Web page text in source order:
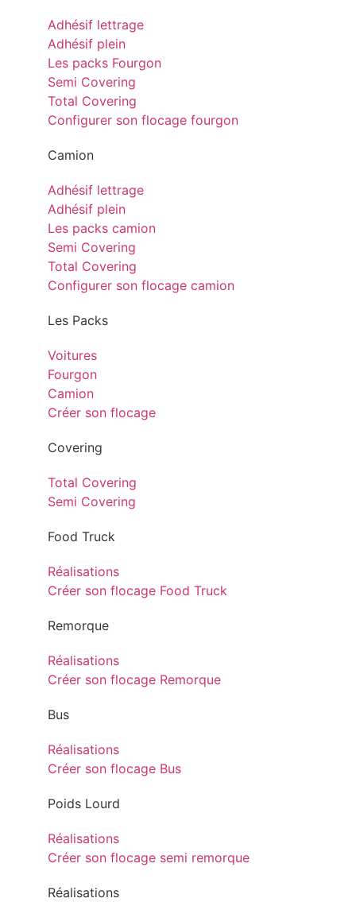
Adhésif lettrage
Adhésif plein
Les packs Fourgon
Semi Covering
Total Covering
Configurer son flocage fourgon
Camion
Adhésif lettrage
Adhésif plein
Les packs camion
Semi Covering
Total Covering
Configurer son flocage camion
Les Packs
Voitures
Fourgon
Camion
Créer son flocage
Covering
Total Covering
Semi Covering
Food Truck
Réalisations
Créer son flocage Food Truck
Remorque
Réalisations
Créer son flocage Remorque
Bus
Réalisations
Créer son flocage Bus
Poids Lourd
Réalisations
Créer son flocage semi remorque
Réalisations